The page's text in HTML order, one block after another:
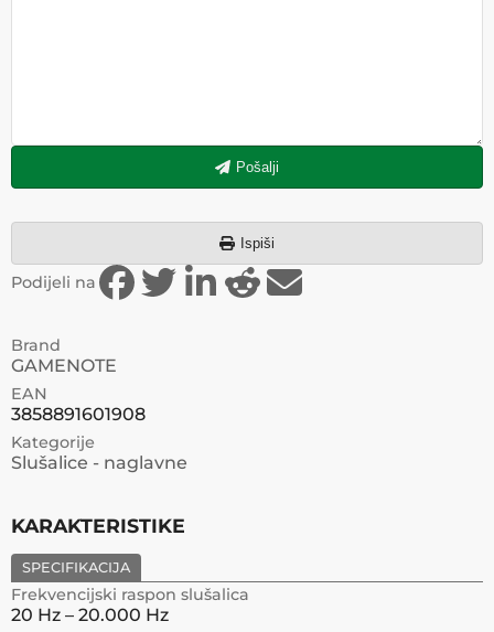
Pošalji
Ispiši
Podijeli na
Brand
GAMENOTE
EAN
3858891601908
Kategorije
Slušalice - naglavne
KARAKTERISTIKE
SPECIFIKACIJA
Frekvencijski raspon slušalica
20 Hz – 20.000 Hz